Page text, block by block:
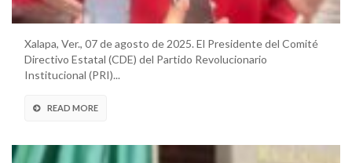
Xalapa, Ver., 07 de agosto de 2025. El Presidente del Comité
Directivo Estatal (CDE) del Partido Revolucionario
Institucional (PRI)...
READ MORE